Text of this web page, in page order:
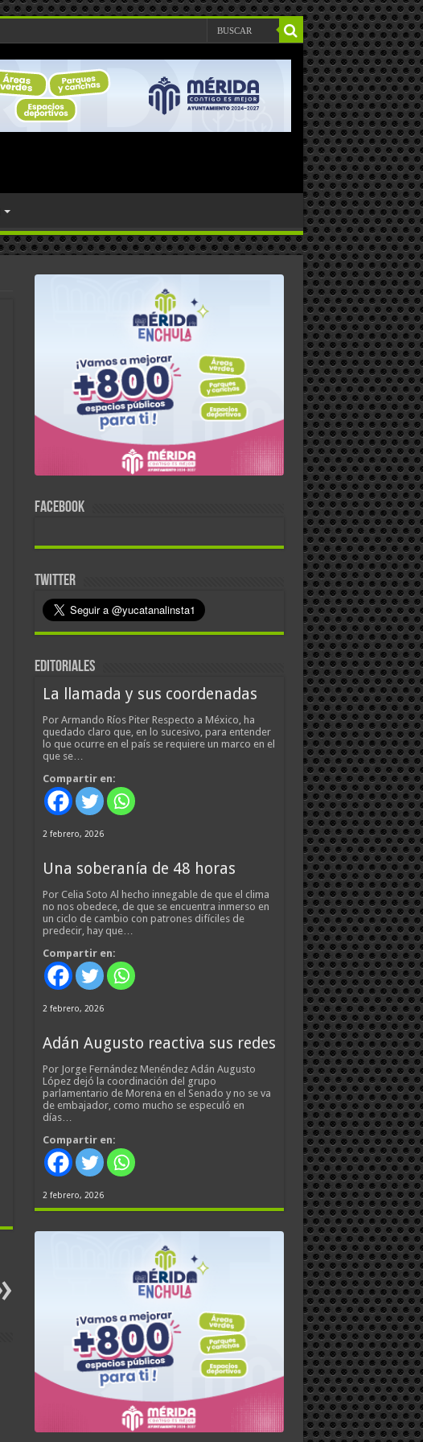
FACEBOOK
TWITTER
EDITORIALES
La llamada y sus coordenadas
Por Armando Ríos Piter Respecto a México, ha
quedado claro que, en lo sucesivo, para entender
lo que ocurre en el país se requiere un marco en el
que se…
Compartir en:
2 febrero, 2026
Una soberanía de 48 horas
Por Celia Soto Al hecho innegable de que el clima
no nos obedece, de que se encuentra inmerso en
un ciclo de cambio con patrones difíciles de
predecir, hay que…
Compartir en:
2 febrero, 2026
Adán Augusto reactiva sus redes
Por Jorge Fernández Menéndez Adán Augusto
López dejó la coordinación del grupo
parlamentario de Morena en el Senado y no se va
de embajador, como mucho se especuló en
días…
Compartir en:
2 febrero, 2026